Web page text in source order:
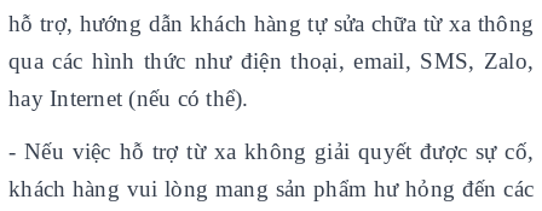
hỗ trợ, hướng dẫn khách hàng tự sửa chữa từ xa thông
qua các hình thức như điện thoại, email, SMS, Zalo,
hay Internet (nếu có thể).
- Nếu việc hỗ trợ từ xa không giải quyết được sự cố,
khách hàng vui lòng mang sản phẩm hư hỏng đến các